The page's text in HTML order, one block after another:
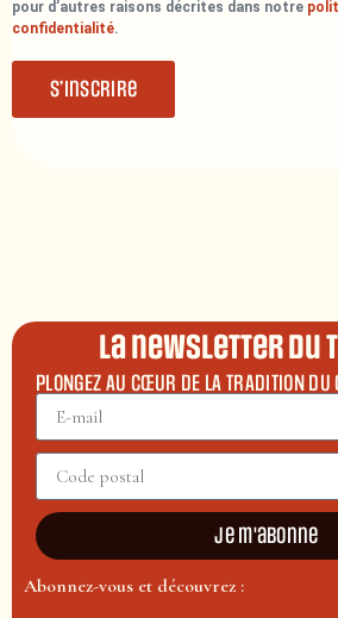
pour d’autres raisons décrites dans notre
confidentialité.
S’inscrire
La newsletter du
PLONGEZ AU CŒUR DE LA TRADITION DU
Je m'abonne
Abonnez-vous et découvrez :